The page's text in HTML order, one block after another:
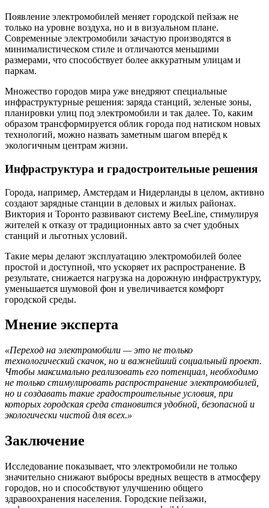
Появление электромобилей меняет городской пейзаж не
только на уровне воздуха, но и в визуальном плане.
Современные электромобили зачастую производятся в
минималистическом стиле и отличаются меньшими
размерами, что способствует более аккуратным улицам и
паркам.
Множество городов мира уже внедряют специальные
инфраструктурные решения: заряда станций, зеленые зоны,
планировки улиц под электромобили и так далее. То, каким
образом трансформируется облик города под натиском новых
технологий, можно назвать заметным шагом вперёд к
экологичным центрам жизни.
Инфраструктура и градостроительные решения
Города, например, Амстердам и Нидерланды в целом, активно
создают зарядные станции в деловых и жилых районах.
Виктория и Торонто развивают систему BeeLine, стимулируя
жителей к отказу от традиционных авто за счет удобных
станций и льготных условий.
Такие меры делают эксплуатацию электромобилей более
простой и доступной, что ускоряет их распространение. В
результате, снижается нагрузка на дорожную инфраструктуру,
уменьшается шумовой фон и увеличивается комфорт
городской среды.
Мнение эксперта
«Переход на электромобили — это не только
технологический скачок, но и важнейший социальный проект.
Чтобы максимально реализовать его потенциал, необходимо
не только стимулировать распространение электромобилей,
но и создавать такие градостроительные условия, при
которых городская среда становится удобной, безопасной и
экологически чистой для всех.»
Заключение
Исследование показывает, что электромобили не только
значительно снижают выбросы вредных веществ в атмосферу
городов, но и способствуют улучшению общего
здравоохранения населения. Городские пейзажи,